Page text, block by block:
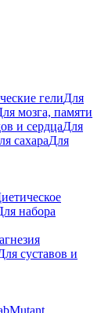
гелиДля
мозга, памяти
и сердцаДля
сахараДля
набора
суставов и
Mutant